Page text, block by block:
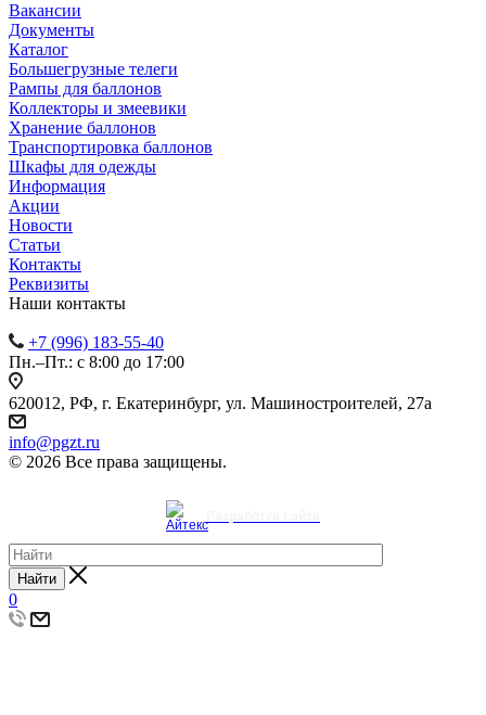
Вакансии
Документы
Каталог
Большегрузные телеги
Рампы для баллонов
Коллекторы и змеевики
Хранение баллонов
Транспортировка баллонов
Шкафы для одежды
Информация
Акции
Новости
Статьи
Контакты
Реквизиты
Наши контакты
+7 (996) 183-55-40
Пн.–Пт.: с 8:00 до 17:00
620012, РФ, г. Екатеринбург, ул. Машиностроителей, 27а
info@pgzt.ru
© 2026 Все права защищены.
Найти
0